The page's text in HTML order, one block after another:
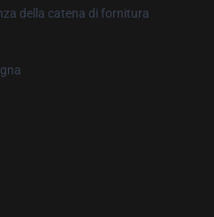
della catena di fornitura